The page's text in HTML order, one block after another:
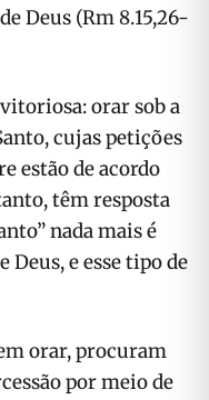
Deus (Rm 8.15,26-
orar sob a
cujas petições
estão de acordo
têm resposta
nada mais é
Deus, e esse tipo de
orar, procuram
por meio de